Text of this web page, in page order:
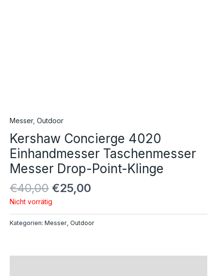
Messer, Outdoor
Kershaw Concierge 4020
Einhandmesser Taschenmesser
Messer Drop-Point-Klinge
€40,00 €25,00
Nicht vorrätig
Kategorien: Messer, Outdoor